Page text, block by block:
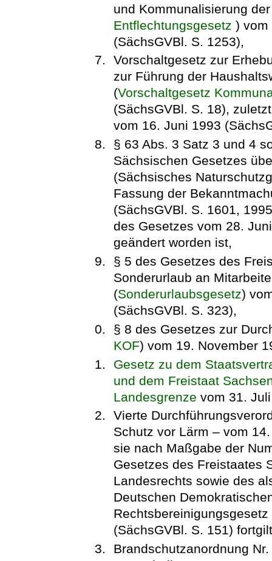
und Kommunalisierung
Entflechtungsgesetz ) vom
(SächsGVBl. S. 1253),
Vorschaltgesetz zur
zur Führung der
(Vorschaltgesetz
(SächsGVBl. S. 18),
vom 16. Juni 1993
§ 63 Abs. 3 Satz 3 und 4
Sächsischen Gesetzes
(Sächsisches
Fassung der
(SächsGVBl. S. 1601,
des Gesetzes vom 28.
geändert worden ist,
§ 5 des Gesetzes des
Sonderurlaub an
(Sonderurlaubsgesetz)
(SächsGVBl. S. 323),
§ 8 des Gesetzes zur
KOF) vom 19. November
Gesetz zu dem
und dem Freistaat
Landesgrenze vom 31.
Vierte
Schutz vor Lärm – vom
sie nach Maßgabe der
Gesetzes des Freistaates
Landesrechts sowie des
Deutschen
(SächsGVBl. S. 151)
Brandschutzanordnung